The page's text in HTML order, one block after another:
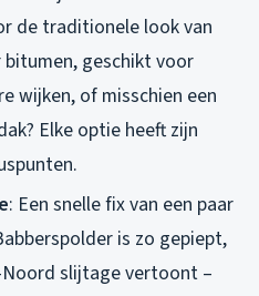
de traditionele look van
bitumen, geschikt voor
wijken, of misschien een
Elke optie heeft zijn
: Een snelle fix van een paar
is zo gepiept,
slijtage vertoont –